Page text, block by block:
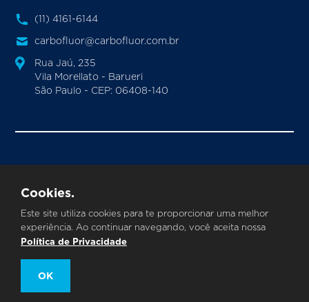
(11) 4161-6144
carbofluor@carbofluor.com.br
Rua Jaú, 235
Vila Morellato - Barueri
São Paulo - CEP: 06408-140
CARBOFLUOR INDUSTRIA E COMERCIO DE VALVULAS
E POLIMEROS LTDA.
Cookies.
Este site utiliza cookies para te proporcionar uma melhor
experiência. Ao continuar navegando, você aceita nossa
Política de Privacidade
OK